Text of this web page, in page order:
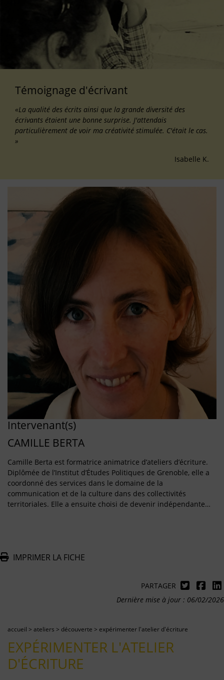
Témoignage d'écrivant
«La qualité des écrits ainsi que la grande diversité des
écrivants étaient une bonne surprise. J'attendais
particulièrement de voir ma créativité stimulée. C'était le cas.
»
Isabelle K.
Intervenant(s)
CAMILLE BERTA
Camille Berta est formatrice animatrice d’ateliers d’écriture.
Diplômée de l’Institut d’Études Politiques de Grenoble, elle a
coordonné des services dans le domaine de la
communication et de la culture dans des collectivités
territoriales. Elle a ensuite choisi de devenir indépendante…
IMPRIMER LA FICHE
PARTAGER
Dernière mise à jour : 06/02/2026
accueil > ateliers > découverte > expérimenter l'atelier d'écriture
EXPÉRIMENTER L'ATELIER
D'ÉCRITURE